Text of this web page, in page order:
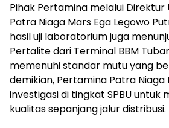
Pihak Pertamina melalui
Patra Niaga Mars Ega Legowo
hasil uji laboratorium juga
Pertalite dari Terminal BBM
memenuhi standar mutu yang
demikian, Pertamina Patra
investigasi di tingkat SPBU untuk
kualitas sepanjang jalur distribusi.